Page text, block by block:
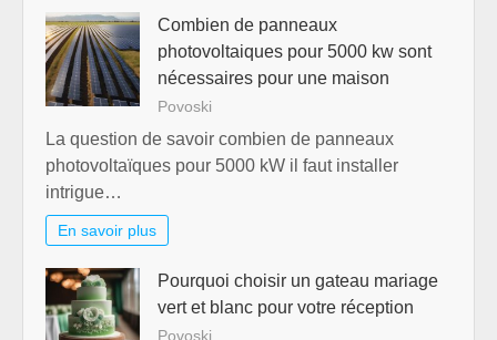
Combien de panneaux
photovoltaiques pour 5000 kw sont
nécessaires pour une maison
Povoski
La question de savoir combien de panneaux
photovoltaïques pour 5000 kW il faut installer
intrigue…
En savoir plus
Pourquoi choisir un gateau mariage
vert et blanc pour votre réception
Povoski